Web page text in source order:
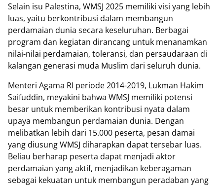
Selain isu Palestina, WMSJ 2025 memiliki visi yang lebih
luas, yaitu berkontribusi dalam membangun
perdamaian dunia secara keseluruhan. Berbagai
program dan kegiatan dirancang untuk menanamkan
nilai-nilai perdamaian, toleransi, dan persaudaraan di
kalangan generasi muda Muslim dari seluruh dunia.
Menteri Agama RI periode 2014-2019, Lukman Hakim
Saifuddin, meyakini bahwa WMSJ memiliki potensi
besar untuk memberikan kontribusi nyata dalam
upaya membangun perdamaian dunia. Dengan
melibatkan lebih dari 15.000 peserta, pesan damai
yang diusung WMSJ diharapkan dapat tersebar luas.
Beliau berharap peserta dapat menjadi aktor
perdamaian yang aktif, menjadikan keberagaman
sebagai kekuatan untuk membangun peradaban yang